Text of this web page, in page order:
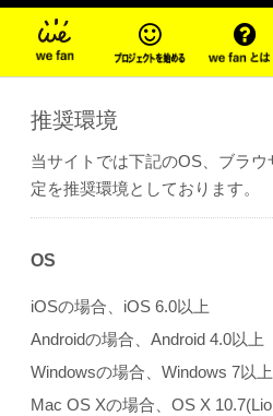
推奨環境
当サイトでは下記のOS、ブラ
定を推奨環境としております。
OS
iOSの場合、iOS 6.0以上
Androidの場合、Android 4.0以上
Windowsの場合、Windows 7以上
Mac OS Xの場合、OS X